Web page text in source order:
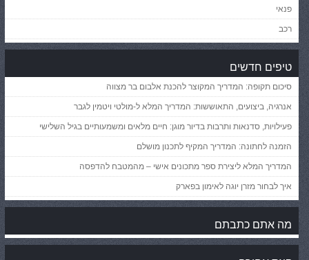
פנאי
רכב
טיפים חדשים
סיכום תקופה: המדריך המקוצר להכנת אלבום בר מצווה
אנרגיה, ביצועים, התאוששות: המדריך המלא ל-מולטי ויטמין לגבר
פעילויות, סדנאות ותרבות בדיור מוגן: חיים מלאים ומשמעותיים בגיל השלישי
הזמנה לחתונה: המדריך המקיף לתכנון מושלם
המדריך המלא ליצירת ספר מתכונים אישי – מהמטבח להדפסה
איך לבחור מזרן יוגה לאימון בפארק
מה אתם כתבתם